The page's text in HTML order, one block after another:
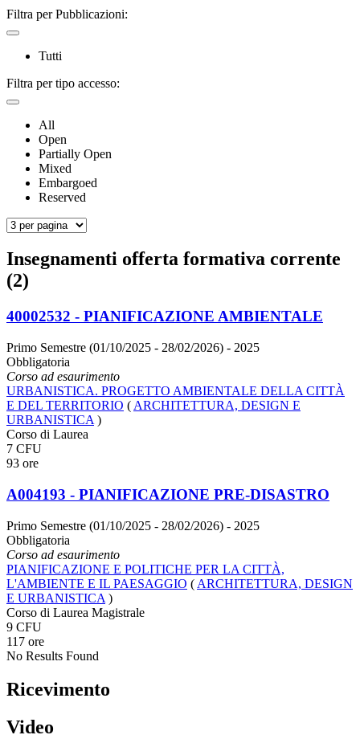
Filtra per Pubblicazioni:
Tutti
Filtra per tipo accesso:
All
Open
Partially Open
Mixed
Embargoed
Reserved
Insegnamenti offerta formativa corrente
(2)
40002532 - PIANIFICAZIONE AMBIENTALE
Primo Semestre (01/10/2025 - 28/02/2026) - 2025
Obbligatoria
Corso ad esaurimento
URBANISTICA. PROGETTO AMBIENTALE DELLA CITTÀ
E DEL TERRITORIO ( ARCHITETTURA, DESIGN E
URBANISTICA )
Corso di Laurea
7 CFU
93 ore
A004193 - PIANIFICAZIONE PRE-DISASTRO
Primo Semestre (01/10/2025 - 28/02/2026) - 2025
Obbligatoria
Corso ad esaurimento
PIANIFICAZIONE E POLITICHE PER LA CITTÀ,
L'AMBIENTE E IL PAESAGGIO ( ARCHITETTURA, DESIGN
E URBANISTICA )
Corso di Laurea Magistrale
9 CFU
117 ore
No Results Found
Ricevimento
Video